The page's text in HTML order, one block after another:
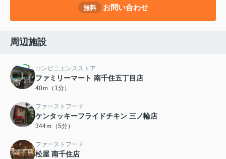
無料 お問い合わせ
周辺施設
コンビニエンスストア
ファミリーマート 南千住五丁目店
40ｍ（1分）
ファーストフード
ケンタッキーフライドチキン 三ノ輪店
344ｍ（5分）
ファーストフード
松屋 南千住店